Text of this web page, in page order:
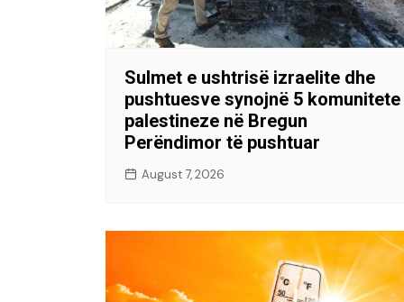
Sulmet e ushtrisë izraelite dhe
pushtuesve synojnë 5 komunitete
palestineze në Bregun
Perëndimor të pushtuar
August 7, 2026